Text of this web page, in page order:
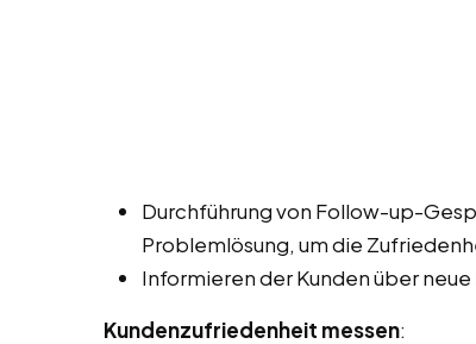
Durchführung von Follow-up-
Problemlösung, um die
Informieren der Kunden über
Kundenzufriedenheit messen: